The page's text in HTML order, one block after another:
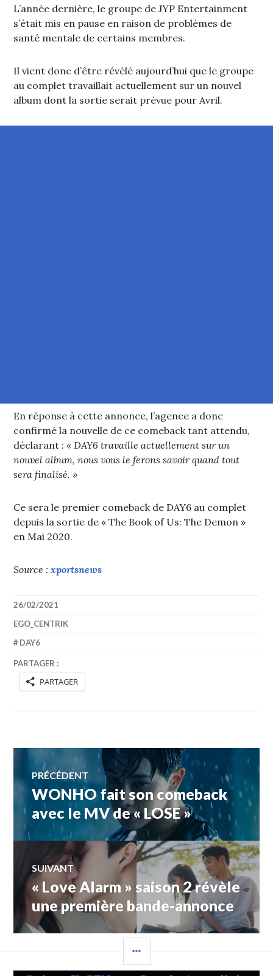
L’année dernière, le groupe de JYP Entertainment
s’était mis en pause en raison de problèmes de
santé mentale de certains membres.
Il vient donc d’être révélé aujourd’hui que le groupe
au complet travaillait actuellement sur un nouvel
album dont la sortie serait prévue pour Avril.
En réponse à cette annonce, l’agence a donc
confirmé la nouvelle de ce comeback tant attendu,
déclarant :« DAY6 travaille actuellement sur un
nouvel album, nous vous le ferons savoir quand tout
sera finalisé. »
Ce sera le premier comeback de DAY6 au complet
depuis la sortie de « The Book of Us: The Demon »
en Mai 2020.
Source :xportsnews
26/02/2021
EGO_CENTRIK
DAY6
PARTAGER :
PARTAGER
Navigation
de
l’article
PRÉCÉDENT
Article
précédent :
WONHO fait son comeback
avec le MV de « LOSE »
SUIVANT
Article
Suivant:
« Love Alarm » saison 2 révèle
une première bande-annonce
LATÉRALE